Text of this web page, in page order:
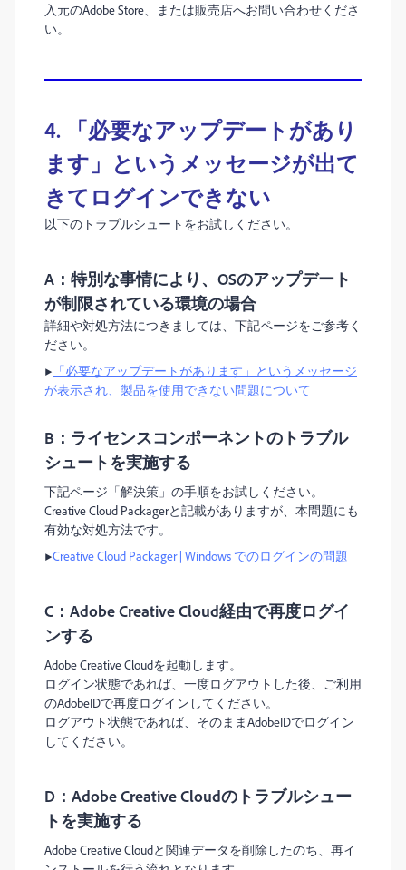
入元のAdobe Store、または販売店へお問い合わせくださ
い。
4. 「必要なアップデートがあり
ます」というメッセージが出て
きてログインできない
以下のトラブルシュートをお試しください。
A：特別な事情により、OSのアップデート
が制限されている環境の場合
詳細や対処方法につきましては、下記ページをご参考く
ださい。
▶︎ 「必要なアップデートがあります」というメッセージ
が表示され、製品を使用できない問題について
B：ライセンスコンポーネントのトラブル
シュートを実施する
下記ページ「解決策」の手順をお試しください。
Creative Cloud Packagerと記載がありますが、本問題にも
有効な対処方法です。
▶︎Creative Cloud Packager | Windows でのログインの問題
C：Adobe Creative Cloud経由で再度ログイ
ンする
Adobe Creative Cloudを起動します。
ログイン状態であれば、一度ログアウトした後、ご利用
のAdobeIDで再度ログインしてください。
ログアウト状態であれば、そのままAdobeIDでログイン
してください。
D：Adobe Creative Cloudのトラブルシュー
トを実施する
Adobe Creative Cloudと関連データを削除したのち、再イ